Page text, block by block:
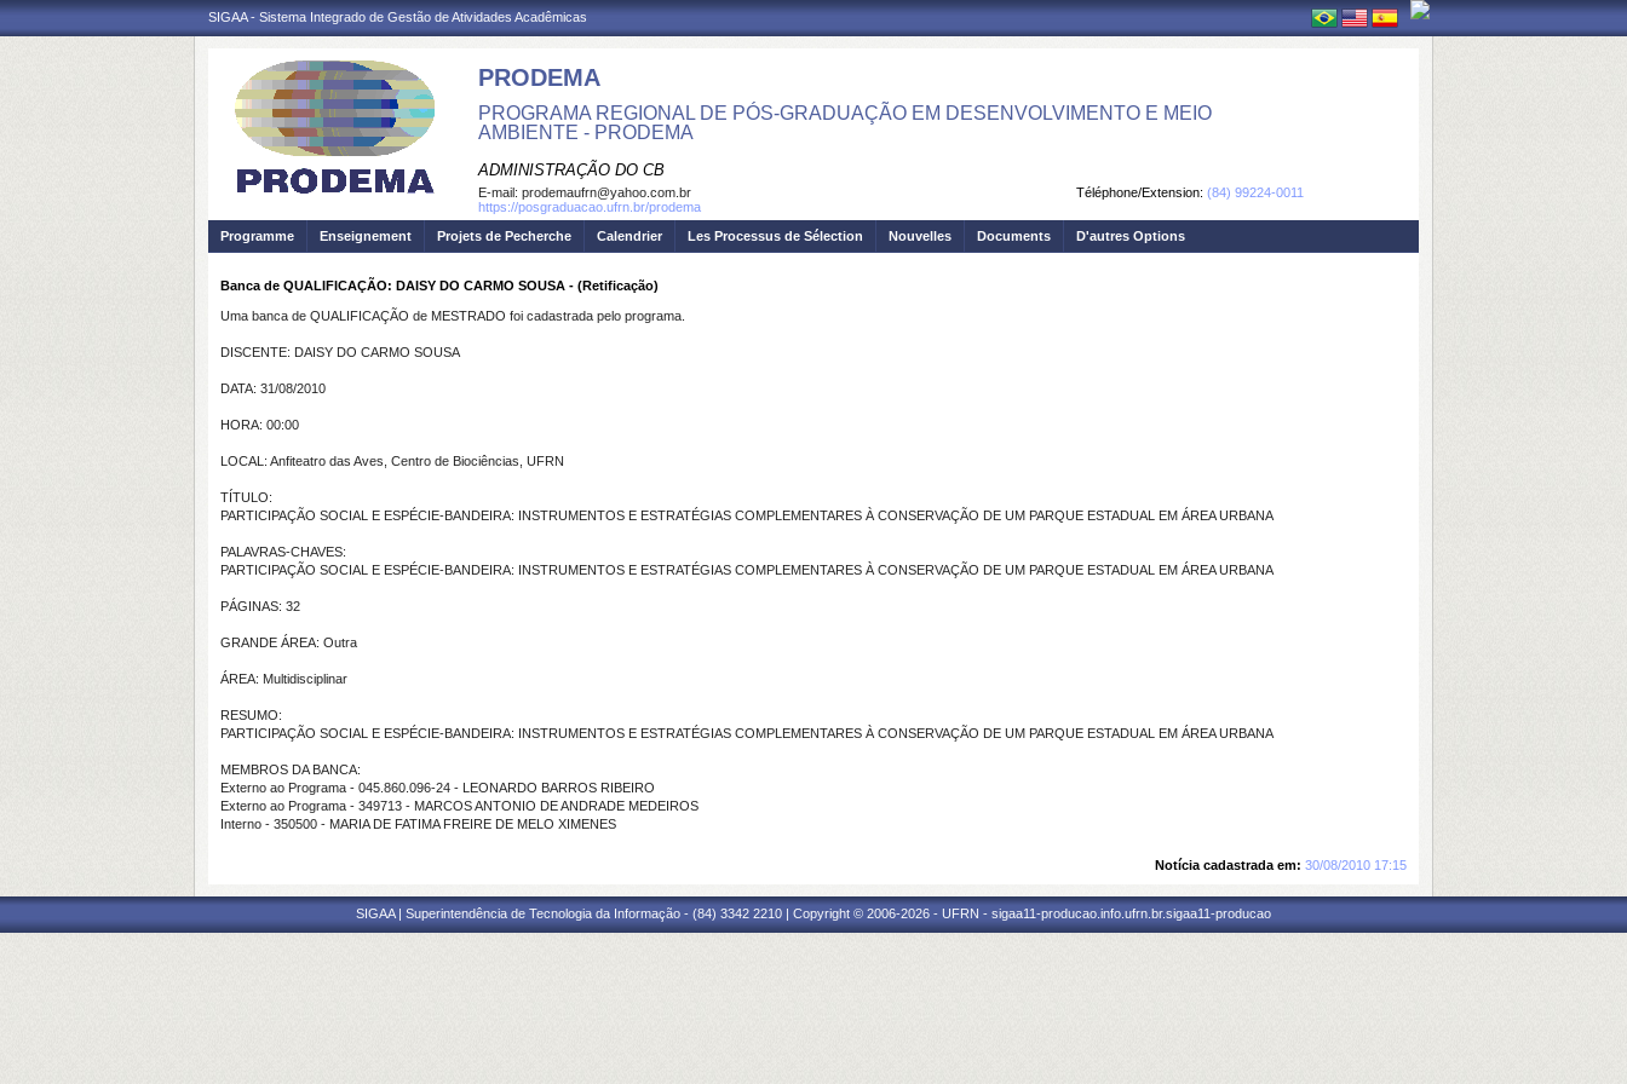
SIGAA - Sistema Integrado de Gestão de Atividades Acadêmicas
PRODEMA
PROGRAMA REGIONAL DE PÓS-GRADUAÇÃO EM DESENVOLVIMENTO E MEIO
AMBIENTE - PRODEMA
ADMINISTRAÇÃO DO CB
Téléphone/Extension: (84) 99224-0011
E-mail: prodemaufrn@yahoo.com.br
https://posgraduacao.ufrn.br/prodema
Programme
Enseignement Projets de Pecherche Calendrier Les Processus de Sélection Nouvelles Documents D'autres Options
Banca de QUALIFICAÇÃO: DAISY DO CARMO SOUSA - (Retificação)
Uma banca de QUALIFICAÇÃO de MESTRADO foi cadastrada pelo programa.
DISCENTE: DAISY DO CARMO SOUSA
DATA: 31/08/2010
HORA: 00:00
LOCAL: Anfiteatro das Aves, Centro de Biociências, UFRN
TÍTULO:
PARTICIPAÇÃO SOCIAL E ESPÉCIE-BANDEIRA: INSTRUMENTOS E ESTRATÉGIAS COMPLEMENTARES À CONSERVAÇÃO DE UM PARQUE ESTADUAL EM ÁREA URBANA
PALAVRAS-CHAVES:
PARTICIPAÇÃO SOCIAL E ESPÉCIE-BANDEIRA: INSTRUMENTOS E ESTRATÉGIAS COMPLEMENTARES À CONSERVAÇÃO DE UM PARQUE ESTADUAL EM ÁREA URBANA
PÁGINAS: 32
GRANDE ÁREA: Outra
ÁREA: Multidisciplinar
RESUMO:
PARTICIPAÇÃO SOCIAL E ESPÉCIE-BANDEIRA: INSTRUMENTOS E ESTRATÉGIAS COMPLEMENTARES À CONSERVAÇÃO DE UM PARQUE ESTADUAL EM ÁREA URBANA
MEMBROS DA BANCA:
Externo ao Programa - 045.860.096-24 - LEONARDO BARROS RIBEIRO
Externo ao Programa - 349713 - MARCOS ANTONIO DE ANDRADE MEDEIROS
Interno - 350500 - MARIA DE FATIMA FREIRE DE MELO XIMENES
Notícia cadastrada em: 30/08/2010 17:15
SIGAA | Superintendência de Tecnologia da Informação - (84) 3342 2210 | Copyright © 2006-2026 - UFRN - sigaa11-producao.info.ufrn.br.sigaa11-producao